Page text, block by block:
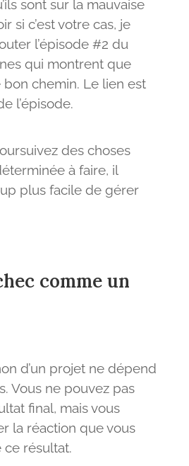
sont sur la mauvaise
si c’est votre cas, je
l’épisode #2 du
qui montrent que
chemin. Le lien est
l’épisode.
des choses
à faire, il
plus facile de gérer
comme un
d’un projet ne dépend
Vous ne pouvez pas
final, mais vous
la réaction que vous
ce résultat.